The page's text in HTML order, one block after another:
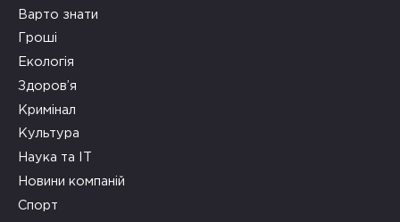
Варто знати
Гроші
Екологія
Здоров’я
Кримінал
Культура
Наука та ІТ
Новини компаній
Спорт